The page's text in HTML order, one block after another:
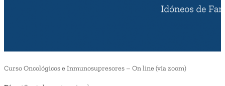
Curso Oncológicos e Inmunosupresores – On line (vía zoom)